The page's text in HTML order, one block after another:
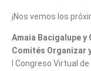
¡Nos vemos los
Amaia Bacigalupe y
Comités Organizar
I Congreso Virtual